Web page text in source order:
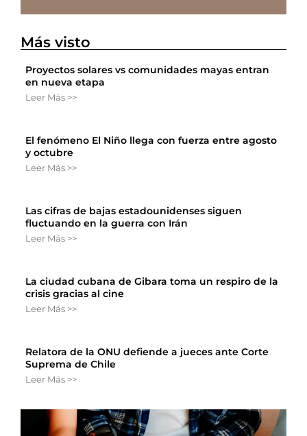
Más visto
Proyectos solares vs comunidades mayas entran
en nueva etapa
Leer Más >>
El fenómeno El Niño llega con fuerza entre agosto
y octubre
Leer Más >>
Las cifras de bajas estadounidenses siguen
fluctuando en la guerra con Irán
Leer Más >>
La ciudad cubana de Gibara toma un respiro de la
crisis gracias al cine
Leer Más >>
Relatora de la ONU defiende a jueces ante Corte
Suprema de Chile
Leer Más >>